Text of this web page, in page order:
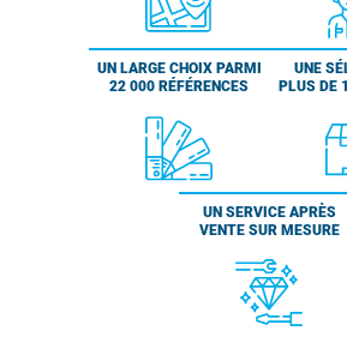
UN LARGE CHOIX PARMI
22 000 RÉFÉRENCES
UNE
PLUS DE
UN SERVICE APRÈS
VENTE SUR MESURE